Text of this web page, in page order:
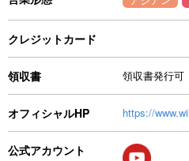
クレジットカード
領収書 領収書発行可
オフィシャルHP https://
公式アカウント